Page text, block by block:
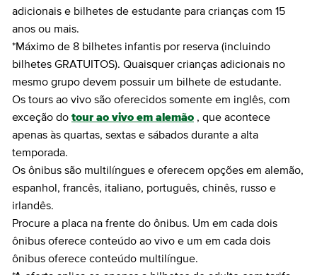
adicionais e bilhetes de estudante para crianças com 15
anos ou mais.
*Máximo de 8 bilhetes infantis por reserva (incluindo
bilhetes GRATUITOS). Quaisquer crianças adicionais no
mesmo grupo devem possuir um bilhete de estudante.
Os tours ao vivo são oferecidos somente em inglês, com
exceção do tour ao vivo em alemão , que acontece
apenas às quartas, sextas e sábados durante a alta
temporada.
Os ônibus são multilíngues e oferecem opções em alemão,
espanhol, francês, italiano, português, chinês, russo e
irlandês.
Procure a placa na frente do ônibus. Um em cada dois
ônibus oferece conteúdo ao vivo e um em cada dois
ônibus oferece conteúdo multilíngue.